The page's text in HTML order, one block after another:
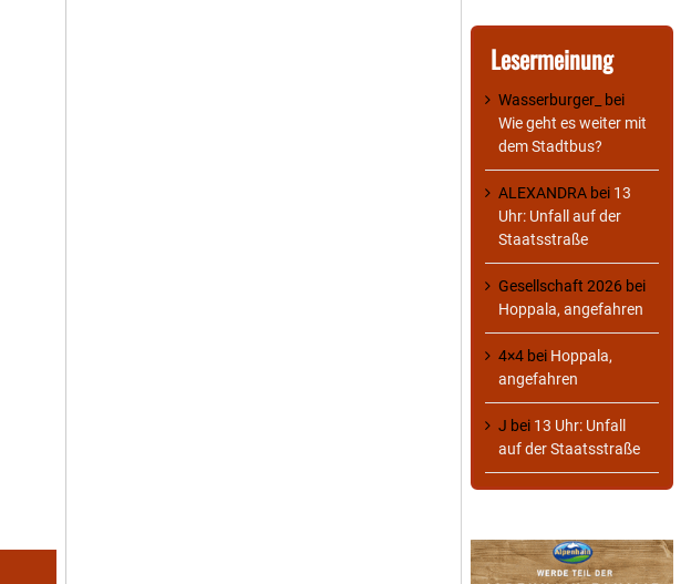
Lesermeinung
Wasserburger_
bei
Wie geht es weiter mit
dem Stadtbus?
ALEXANDRA bei 13
Uhr: Unfall auf der
Staatsstraße
Gesellschaft 2026 bei
Hoppala, angefahren
4×4 bei Hoppala,
angefahren
J bei 13 Uhr: Unfall
auf der Staatsstraße